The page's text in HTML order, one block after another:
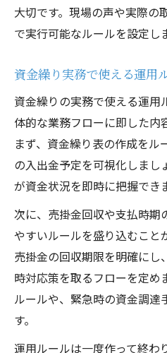
大切です。現場の声や実際の
で実行可能なルールを設定し
資金繰り実務で使える運用
資金繰りの実務で使える運
体的な業務フローに即した内
まず、資金繰り表の作成をル
の入出金予定を可視化しまし
が資金状況を即時に把握でき
次に、売掛金回収や支払時期
やすいルールを盛り込むこと
売掛金の回収期限を明確にし
時対応策を取るフローを定め
ルールや、緊急時の資金調達
す。
運用ルールは一度作って終わ